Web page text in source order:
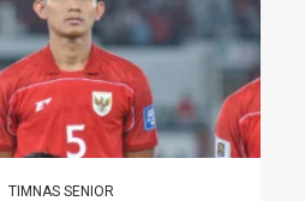
TIMNAS SENIOR